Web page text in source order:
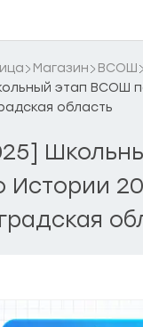
Магазин
ВСОШ
этап ВСОШ
область